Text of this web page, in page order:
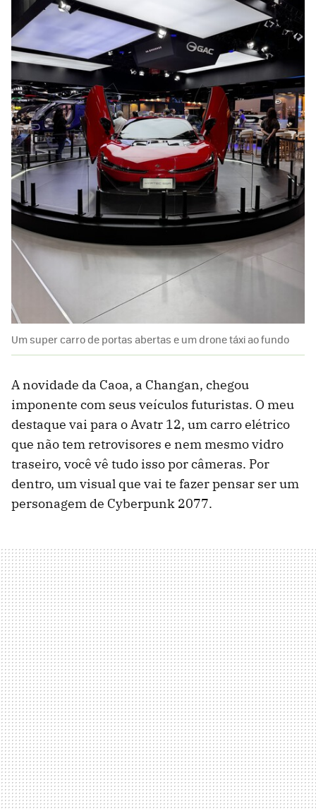
Um super carro de portas abertas e um drone táxi ao fundo
A novidade da Caoa, a Changan, chegou
imponente com seus veículos futuristas. O meu
destaque vai para o Avatr 12, um carro elétrico
que não tem retrovisores e nem mesmo vidro
traseiro, você vê tudo isso por câmeras. Por
dentro, um visual que vai te fazer pensar ser um
personagem de Cyberpunk 2077.